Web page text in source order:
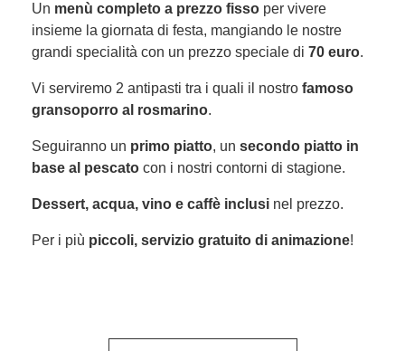
Un menù completo a prezzo fisso per vivere
insieme la giornata di festa, mangiando le nostre
grandi specialità con un prezzo speciale di 70 euro.
Vi serviremo 2 antipasti tra i quali il nostro famoso
gransoporro al rosmarino.
Seguiranno un primo piatto, un secondo piatto in
base al pescato con i nostri contorni di stagione.
Dessert, acqua, vino e caffè inclusi nel prezzo.
Per i più piccoli, servizio gratuito di animazione!